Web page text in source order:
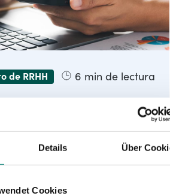
Details Über
Cookies
de RRHH 6 min de lectura
clima laboral
de encuesta de clima
herramienta que el